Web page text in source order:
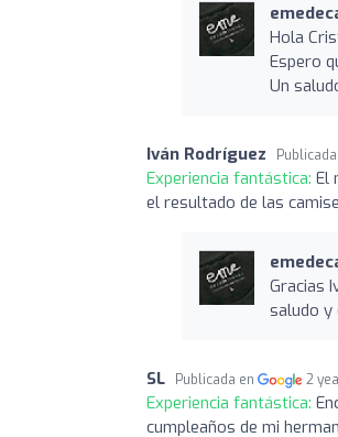
Hola
Espero
Un
Iván Rodríguez
Experiencia fantástica: El
el resultado de las
Gracias
saludo
SL Publicada en 2
Experiencia fantástica:
cumpleaños de mi